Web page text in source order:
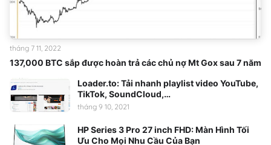
137,000 BTC sắp được hoàn trả các chủ nợ Mt Gox sau 7 năm
tháng 7 11, 2022
Loader.to: Tải nhanh playlist video YouTube,
TikTok, SoundCloud,…
tháng 9 10, 2021
HP Series 3 Pro 27 inch FHD: Màn Hình Tối
Ưu Cho Mọi Nhu Cầu Của Bạn